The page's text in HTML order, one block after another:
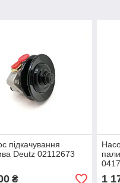
підкачування
Deutz 02112673
₴ 1